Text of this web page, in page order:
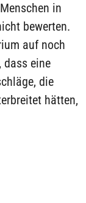
in
bewerten.
auf noch
dass eine
die
hätten,